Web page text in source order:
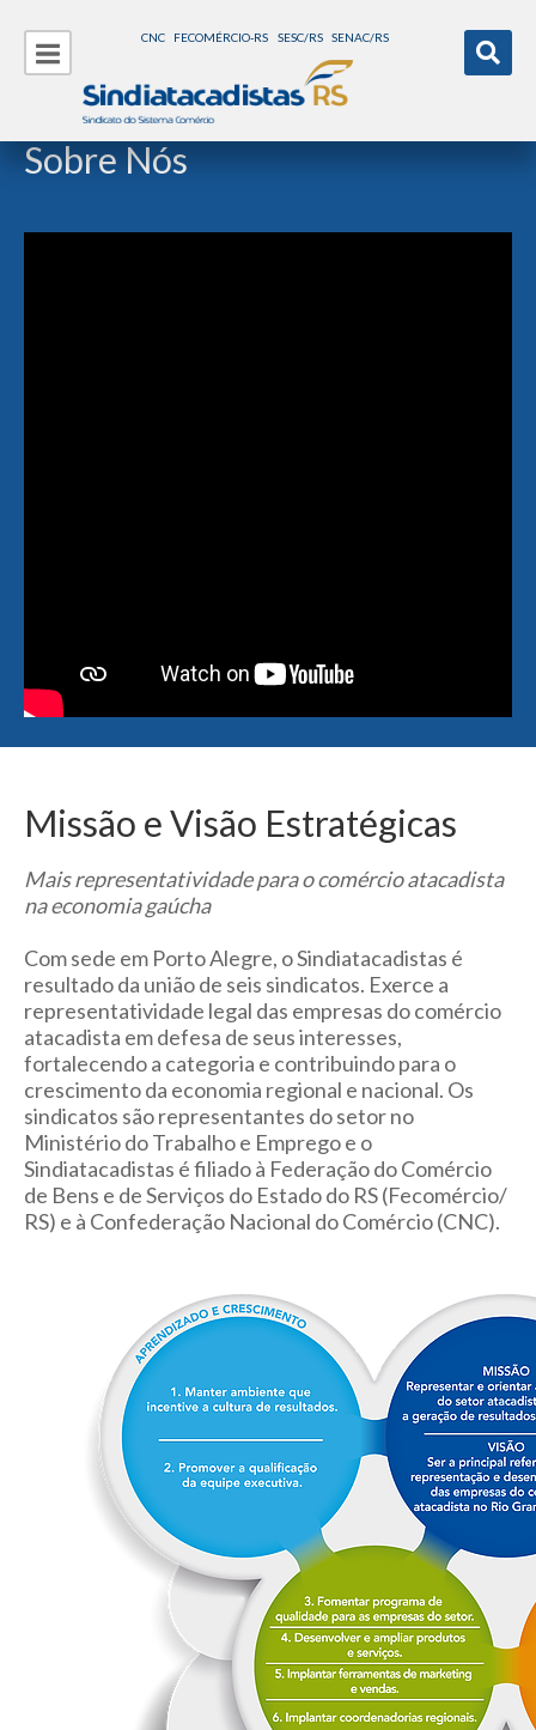
CNC FECOMÉRCIO-RS SESC/RS SENAC/RS
Sobre Nós
Missão e Visão Estratégicas
Mais representatividade para o comércio atacadista
na economia gaúcha
Com sede em Porto Alegre, o Sindiatacadistas é
resultado da união de seis sindicatos. Exerce a
representatividade legal das empresas do comércio
atacadista em defesa de seus interesses,
fortalecendo a categoria e contribuindo para o
crescimento da economia regional e nacional. Os
sindicatos são representantes do setor no
Ministério do Trabalho e Emprego e o
Sindiatacadistas é filiado à Federação do Comércio
de Bens e de Serviços do Estado do RS (Fecomércio/
RS) e à Confederação Nacional do Comércio (CNC).